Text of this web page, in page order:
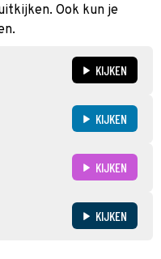
Ook kun je
KIJKEN
KIJKEN
KIJKEN
KIJKEN